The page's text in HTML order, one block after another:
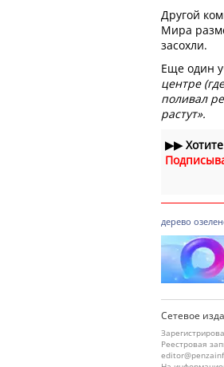
Другой
Мира
засохли.
Еще один
центре
поливал
растут».
▶▶
дерево
Сетевое
Реестровая